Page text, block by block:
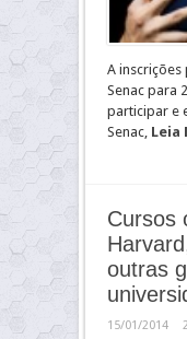
A inscrições
Senac para
participar e
Senac, Leia
Cursos
outras
15/01/2014